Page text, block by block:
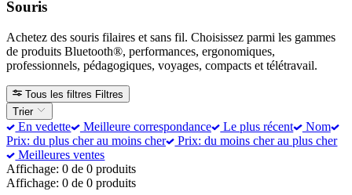
Souris
Achetez des souris filaires et sans fil. Choisissez parmi les gammes
de produits Bluetooth®, performances, ergonomiques,
professionnels, pédagogiques, voyages, compacts et télétravail.
Tous les filtres Filtres
Trier
En vedette Meilleure correspondance Le plus récent
Nom
Prix: du plus cher au moins cher
Prix: du moins cher au plus cher
Meilleures ventes
Affichage: 0 de 0 produits
Affichage: 0 de 0 produits